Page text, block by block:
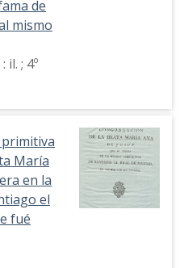
de
mismo
il. ; 4º
primitiva
María
en la
el
fué